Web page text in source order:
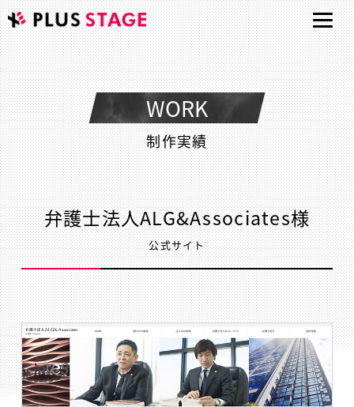
WORK
制作実績
弁護士法人ALG&Associates様
公式サイト